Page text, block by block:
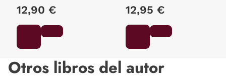
12,90 € 12,95 €
Otros libros del autor